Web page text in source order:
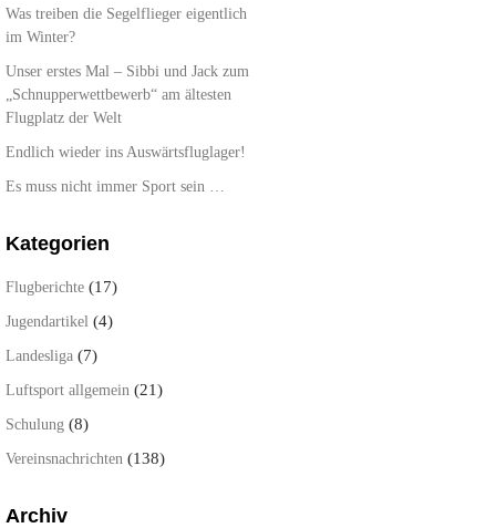
Was treiben die Segelflieger eigentlich
im Winter?
Unser erstes Mal – Sibbi und Jack zum
„Schnupperwettbewerb“ am ältesten
Flugplatz der Welt
Endlich wieder ins Auswärtsfluglager!
Es muss nicht immer Sport sein …
Kategorien
Flugberichte (17)
Jugendartikel (4)
Landesliga (7)
Luftsport allgemein (21)
Schulung (8)
Vereinsnachrichten (138)
Archiv